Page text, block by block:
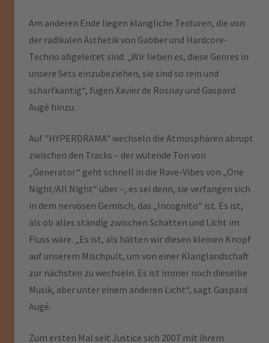
Am anderen Ende liegen klangliche Texturen, die von
der radikalen Ästhetik von Gabber und Hardcore-
Techno abgeleitet sind. „Wir lieben es, diese Genres in
unsere Sets einzubeziehen, sie sind so rein und
scharfkantig“, fügen Xavier de Rosnay und Gaspard
Augé hinzu.
Auf "HYPERDRAMA" wechseln die Atmosphären abrupt
zwischen den Tracks – der wütende Ton von
„Generator“ geht schnell in die Rave-Vibes von „One
Night/All Night“ über –, es sei denn, sie verfangen sich
in dem nervösen Gemisch, das „Incognito“ ist. Es ist,
als ob alles ständig zwischen Schatten und Licht im
Fluss wäre. „Es ist, als hätten wir diesen kleinen Knopf
auf unserem Mischpult, um von einer Klanglandschaft
zur nächsten zu wechseln. Es ist immer noch dieselbe
Musik, aber unter einem anderen Licht“, sagt Gaspard
Augé.
Zum ersten Mal seit Justice sich 2007 mit ihrem